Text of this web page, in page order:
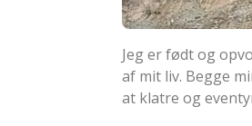
Jeg er født og
af mit liv. Begge
at klatre og